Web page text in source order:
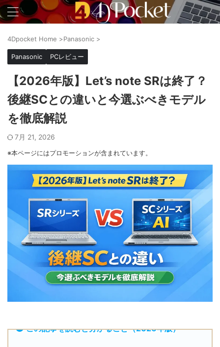
4Dpocket Home >Panasonic >
Panasonic PCレビュー
【2026年版】Let’s note SRは終了？
後継SCとの違いと今選ぶべきモデル
を徹底解説
7月 21, 2026
※本ページにはプロモーションが含まれています。
この記事を読むと分かること（2026年版）